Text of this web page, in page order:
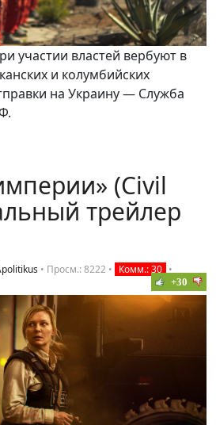
участии властей вербуют в
и колумбийских
на Украину — Служба
(Civil
трейлер
• Просм.: 8222 • Комм.: 30 •
+30